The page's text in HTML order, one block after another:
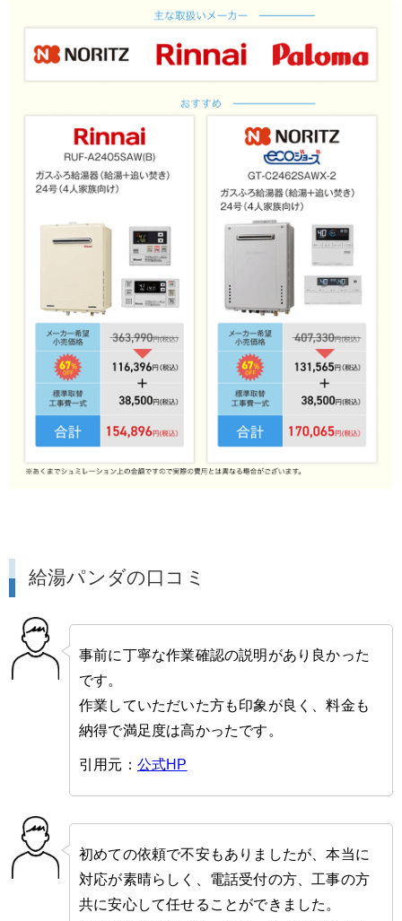
給湯パンダの口コミ
事前に丁寧な作業確認の説明があり良かった
です。
作業していただいた方も印象が良く、料金も
納得で満足度は高かったです。
引用元： 公式HP
初めての依頼で不安もありましたが、本当に
対応が素晴らしく、電話受付の方、工事の方
共に安心して任せることができました。